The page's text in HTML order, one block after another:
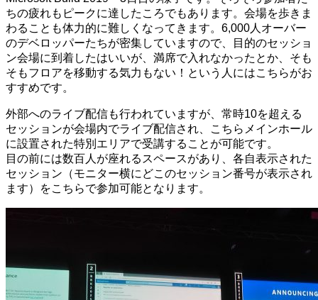
ちの疲れもピークに達したころでもあります。会場を歩きま
わることも体力的に難しくなってきます。6,000人オーバー
のデベロッパーたちが密集していますので、目的のセッショ
ン会場に到着したはいいが、満席で入れなかったとか、そも
そもフロアを移動する気力もない！という人にはこちらがお
すすめです。
外部へのライブ配信も行われていますが、常時10を超える
セッションが会場内でライブ配信され、こちらメインホール
に設置された特別エリアで受講することが可能です。
目の前には数百人が座れるスペースがあり、各自表示された
セッション（モニター横にどこのセッション番号が表示され
ます）をこちらで参加可能となります。